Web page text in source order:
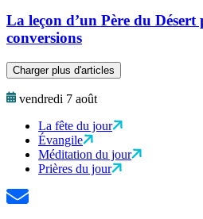
La leçon d’un Père du
conversions
Charger plus d'articles
vendredi 7 août
La fête du jour
Évangile
Méditation du jour
Prières du jour